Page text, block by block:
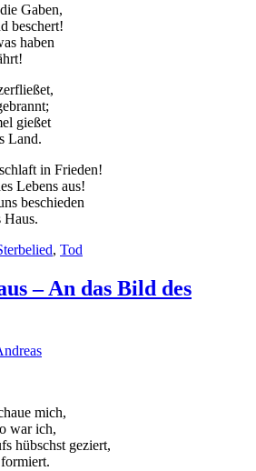
Gaben,
beschert!
haben
gießet
Land.
in Frieden!
Lebens aus!
beschieden
Haus.
, Tod
– An das Bild des
mich,
war ich,
hübschst geziert,